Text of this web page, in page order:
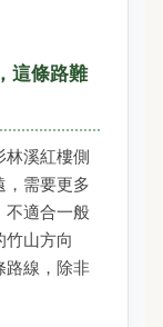
這條路難
林溪紅樓側
，需要更多
不適合一般
竹山方向
路線，除非